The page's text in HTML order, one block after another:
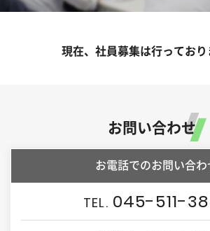
現在、社員募集は行っており
お問い合わせ
お電話でのお問い合わ
045-511-